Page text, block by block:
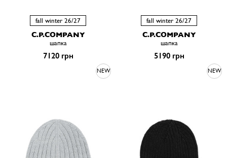
fall winter 26/27
C.P.COMPANY
шапка
7120 грн
fall winter 26/27
C.P.COMPANY
шапка
5190 грн
NEW NEW